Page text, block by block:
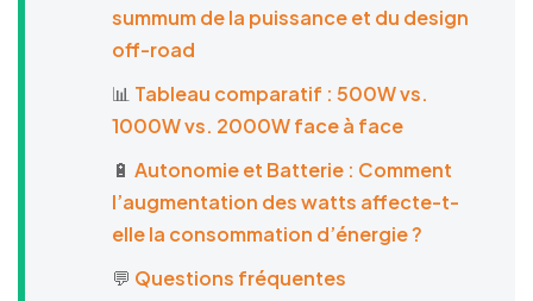
summum de la puissance et du design
off-road
📊 Tableau comparatif : 500W vs.
1000W vs. 2000W face à face
🔋 Autonomie et Batterie : Comment
l’augmentation des watts affecte-t-
elle la consommation d’énergie ?
💬 Questions fréquentes